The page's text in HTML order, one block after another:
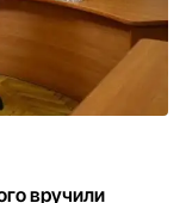
вручили